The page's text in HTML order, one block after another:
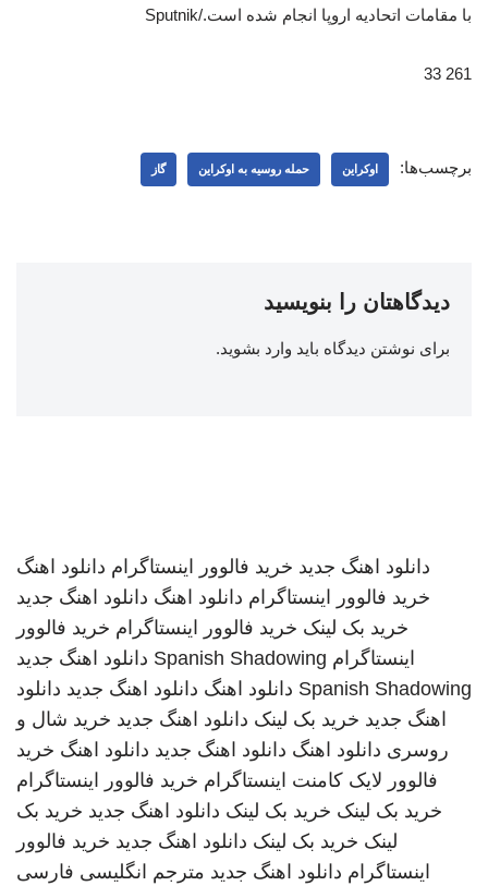
با مقامات اتحادیه اروپا انجام شده است./Sputnik
261 33
برچسب‌ها: اوکراین حمله روسیه به اوکراین گاز
دیدگاهتان را بنویسید
برای نوشتن دیدگاه باید وارد بشوید.
دانلود اهنگ جدید خرید فالوور اینستاگرام دانلود اهنگ
خرید فالوور اینستاگرام دانلود اهنگ دانلود اهنگ جدید
خرید بک لینک خرید فالوور اینستاگرام خرید فالوور
اینستاگرام Spanish Shadowing دانلود اهنگ جدید
Spanish Shadowing دانلود اهنگ دانلود اهنگ جدید دانلود
اهنگ جدید خرید بک لینک دانلود اهنگ جدید خرید شال و
روسری دانلود اهنگ دانلود اهنگ جدید دانلود اهنگ خرید
فالوور لایک کامنت اینستاگرام خرید فالوور اینستاگرام
خرید بک لینک خرید بک لینک دانلود اهنگ جدید خرید بک
لینک خرید بک لینک دانلود اهنگ جدید خرید فالوور
اینستاگرام دانلود اهنگ جدید مترجم انگلیسی فارسی